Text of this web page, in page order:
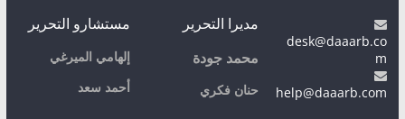
desk@daaarb.co
m
help@daaarb.com
مديرا التحرير
محمد جودة
حنان فكري
مستشارو التحرير
إلهامي الميرغي
أحمد سعد